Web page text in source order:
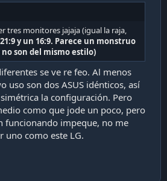
a la chica:
ser audifonos?
siempre y cuando sean
esto me convencí de realizar la
bajar de $1.099.000 a
mis audifonos de PS4
tres monitores jajaja (igual la raja,
y un 16:9. Parece un monstruo
son del mismo estilo)
se ve re feo. Al menos
uso son dos ASUS idénticos, así
la configuración. Pero
como que jode un poco, pero
funcionando impeque, no me
uno como este LG.